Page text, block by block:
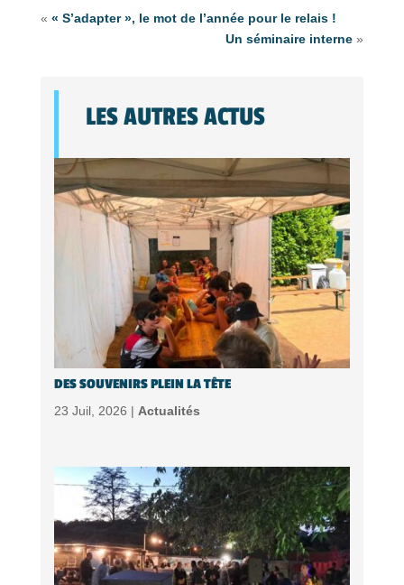
« « S’adapter », le mot de l’année pour le relais !
Un séminaire interne »
LES AUTRES ACTUS
DES SOUVENIRS PLEIN LA TÊTE
23 Juil, 2026 | Actualités